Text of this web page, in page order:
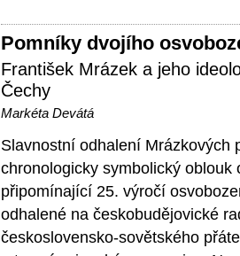
Pomníky dvojího
František Mrázek a jeho
Čechy
Markéta Devátá
Slavnostní odhalení Mrázkových
chronologicky symbolický oblouk
připomínající 25. výročí
odhalené na českobudějovické
československo-sovětského